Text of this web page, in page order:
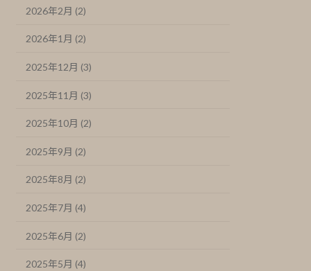
2026年2月 (2)
2026年1月 (2)
2025年12月 (3)
2025年11月 (3)
2025年10月 (2)
2025年9月 (2)
2025年8月 (2)
2025年7月 (4)
2025年6月 (2)
2025年5月 (4)